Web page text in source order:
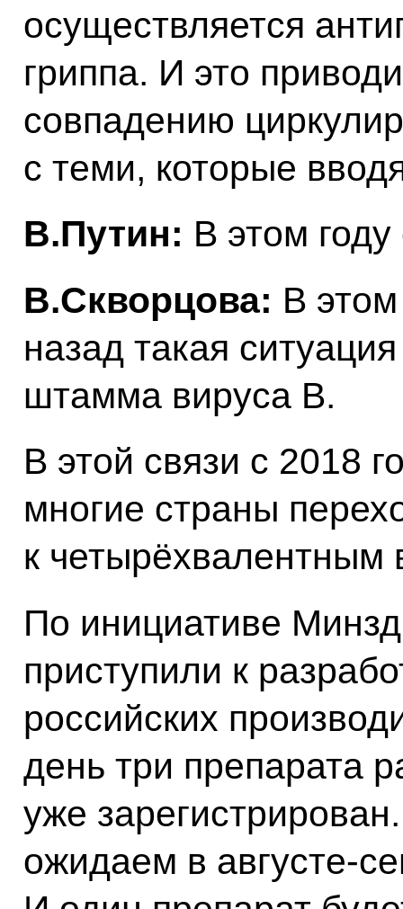
осуществляется
гриппа. И это
совпадению
с теми, которые
В.Путин: В этом
В.Скворцова: В
назад такая
штамма вируса В.
В этой связи с 2018
многие страны
к четырёхвалентным
По инициативе
приступили к
российских
день три препарата
уже
ожидаем в августе-